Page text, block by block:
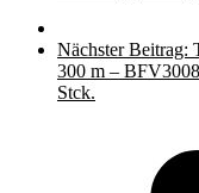
Nächster Beitrag:
300 m –
Stck.